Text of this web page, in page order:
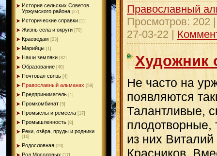
История сельских Советов
Уржумского района [27]
Исторические справки [11]
Жизнь села и округи [70]
Краеведам [23]
Марийцы [1]
Наши земляки [82]
Образование [40]
Почтовая связь [4]
Православный альманах [59]
Предприниматель [1]
Промкомбинат [5]
Промыслы и ремёсла [17]
Промышленность [8]
Реки, озёра, пруды и родники
[16]
Родословная [20]
Род Мосоловых [17]
Православный
Просмотров: 202
27-03-22 |
Художник
Не часто на
появляются
Талантливые,
из них Виталий
Красников.